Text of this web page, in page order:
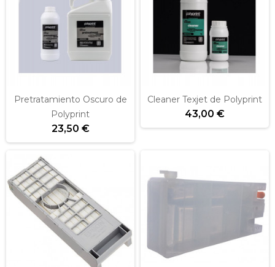
Pretratamiento Oscuro de
Polyprint
23,50 €
Cleaner Texjet de Polyprint
43,00 €